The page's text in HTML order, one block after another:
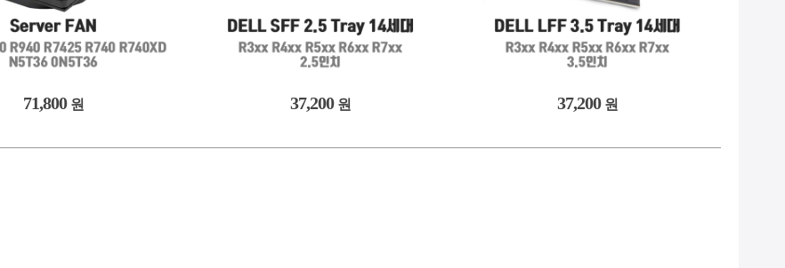
71,800 원 37,200 원 37,200 원